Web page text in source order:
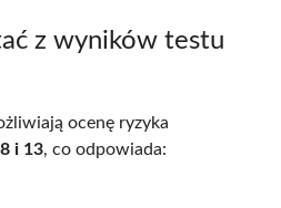
z wyników testu
ocenę ryzyka
i 13, co odpowiada: